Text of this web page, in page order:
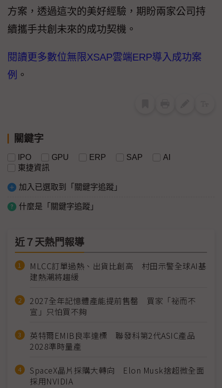
方案，透過這次的美好經驗，期盼兩家公司持
續攜手共創未來的成功契機。
閱讀更多數位無限XSAP雲端ERP導入成功案
例 。
關鍵字
IPO GPU ERP SAP
AI
東捷資訊
加入已選取到「關鍵字追蹤」
什麼是「關鍵字追蹤」
近７天熱門報導
MLCC訂單過熱、出貨比創高 村田示警全球AI基
建熱潮將趨緩
2027全年記憶體產能提前售罄 買家「祕而不
宣」只怕買不夠
英特爾EMIB良率達標 聯發科第2代ASIC產品
2028準時量產
SpaceX晶片採購大轉向 Elon Musk捨超微全面
採用NVIDIA